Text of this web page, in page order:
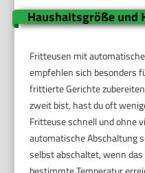
Haushaltsgröße und
Fritteusen mit
empfehlen sich besonders
frittierte Gerichte
zweit bist, hast du oft
Fritteuse schnell und ohne
automatische Abschaltung
selbst abschaltet, wenn